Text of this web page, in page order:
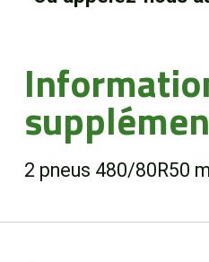
2 pneus 480/80R50